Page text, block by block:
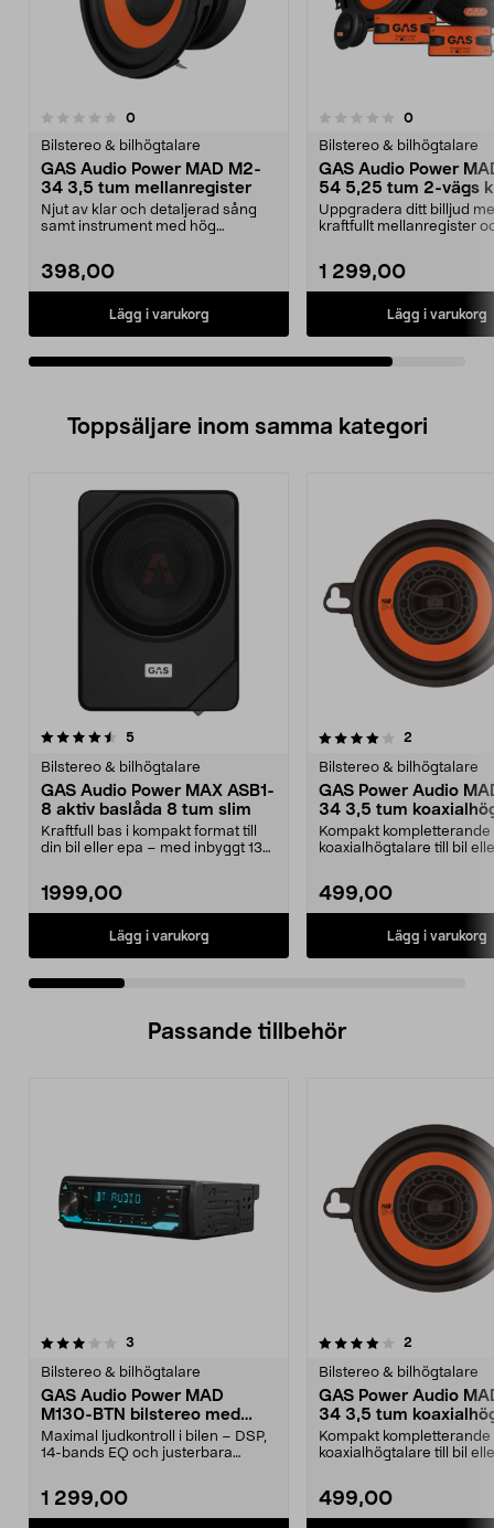
0recensioner
Bilstereo & bilhögtalare
GAS Audio Power MAD M2-
34 3,5 tum mellanregister
Njut av klar och detaljerad sång
samt instrument med hög
398,00
Lägg i varukorg
0.0 av 5 stjärnor 0recensioner
Bilstereo & bilhögtalare
GAS Audio Power
54 5,25 tum 2-vägs
bilstereosystem
Uppgradera ditt billjud
kraftfullt mellanregister
1 299,00
Lägg i varukorg
Toppsäljare inom samma kategori
5recensioner
Bilstereo & bilhögtalare
GAS Audio Power MAX ASB1-
8 aktiv baslåda 8 tum slim
Kraftfull bas i kompakt format till
din bil eller epa – med inbyggt 130
1999,00
Lägg i varukorg
4.0 av 5 stjärnor 2
Bilstereo & bilhögtalare
GAS Power Audio
34 3,5 tum
Kompakt kompletterande
koaxialhögtalare till bil
499,00
Lägg i varukorg
0.0 av 5 stjärnor
Passande tillbehör
3
Bilstereo & bilhögtalare
GAS Audio Power MAD
M130-BTN bilstereo med
DSP & Bluetooth 5.3
Maximal ljudkontroll i bilen – DSP,
14-bands EQ och justerbara
1 299,00
4.0av 5 stjärnor 2
Bilstereo & bilhögtalare
GAS Power Audio
34 3,5 tum
Kompakt kompletterande
koaxialhögtalare till bil
499,00
0.0av 5 stjärnor